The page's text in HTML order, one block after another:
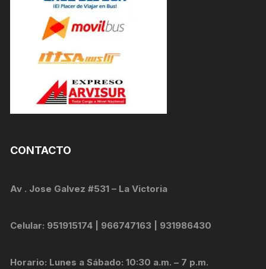
CONTACTO
Av . Jose Galvez #531 – La Victoria
Celular: 951915174 | 966747163 | 931986430
Horario: Lunes a Sábado: 10:30 a.m. – 7 p.m.